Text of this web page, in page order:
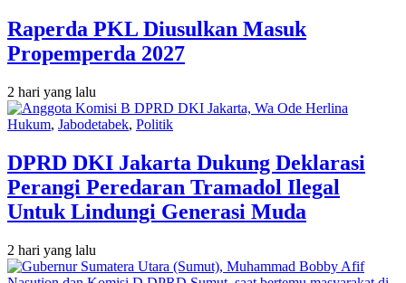
Raperda PKL Diusulkan Masuk
Propemperda 2027
2 hari yang lalu
Hukum, Jabodetabek, Politik
DPRD DKI Jakarta Dukung Deklarasi
Perangi Peredaran Tramadol Ilegal
Untuk Lindungi Generasi Muda
2 hari yang lalu